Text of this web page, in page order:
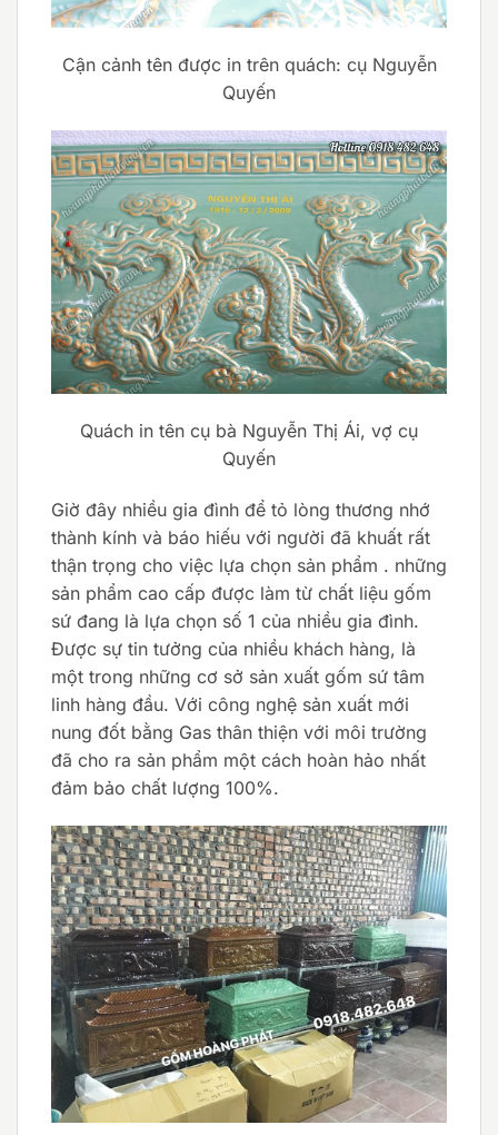
Cận cảnh tên được in trên quách: cụ Nguyễn
Quyến
Quách in tên cụ bà Nguyễn Thị Ái, vợ cụ
Quyến
Giờ đây nhiều gia đình để tỏ lòng thương nhớ
thành kính và báo hiếu với người đã khuất rất
thận trọng cho việc lựa chọn sản phẩm . những
sản phẩm cao cấp được làm từ chất liệu gốm
sứ đang là lựa chọn số 1 của nhiều gia đình.
Được sự tin tưởng của nhiều khách hàng, là
một trong những cơ sở sản xuất gốm sứ tâm
linh hàng đầu. Với công nghệ sản xuất mới
nung đốt bằng Gas thân thiện với môi trường
đã cho ra sản phẩm một cách hoàn hảo nhất
đảm bảo chất lượng 100%.